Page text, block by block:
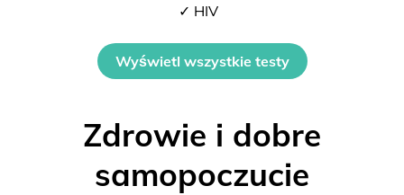
✓ HIV
Wyświetl wszystkie testy
Zdrowie i dobre
samopoczucie